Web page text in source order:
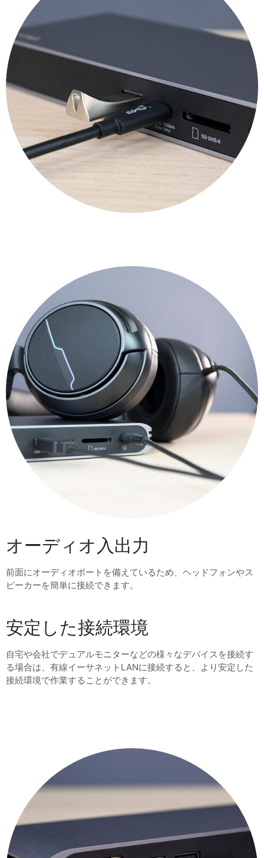
オーディオ入出力
前面にオーディオポートを備えているため、ヘッドフォンやス
ピーカーを簡単に接続できます。
安定した接続環境
自宅や会社でデュアルモニターなどの様々なデバイスを接続す
る場合は、有線イーサネットLANに接続すると、より安定した
接続環境で作業することができます。